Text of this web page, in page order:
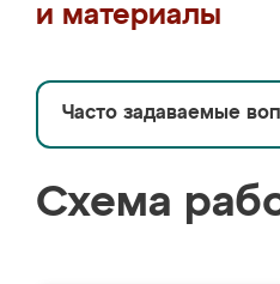
и материалы
Часто задаваемые
Схема